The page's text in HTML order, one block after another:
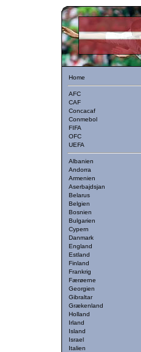
Home
AFC
CAF
Concacaf
Conmebol
FIFA
OFC
UEFA
Albanien
Andorra
Armenien
Aserbajdsjan
Belarus
Belgien
Bosnien
Bulgarien
Cypern
Danmark
England
Estland
Finland
Frankrig
Færøerne
Georgien
Gibraltar
Grækenland
Holland
Irland
Island
Israel
Italien